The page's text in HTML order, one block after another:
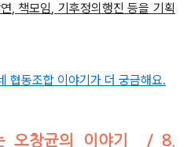
, 책모임, 기후정의행진 등을 기획
협동조합 이야기가 더 궁금해요.
오창균의 이야기 / 8.